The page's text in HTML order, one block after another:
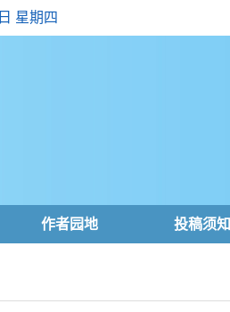
星期四
作者园地 投稿须知